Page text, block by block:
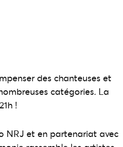
des chanteuses et
catégories. La
!
NRJ et en partenariat avec